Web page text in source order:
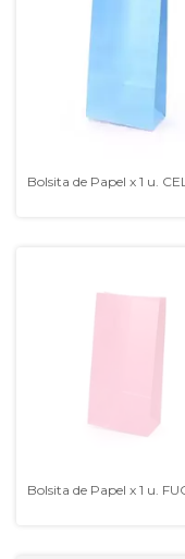
Bolsita de Papel x 1 u.
Bolsita de Papel x 1 u.